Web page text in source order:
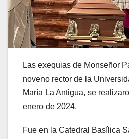
Las exequias de Monseñor
noveno rector de la
María La Antigua, se
enero de 2024.
Fue en la Catedral Basílica